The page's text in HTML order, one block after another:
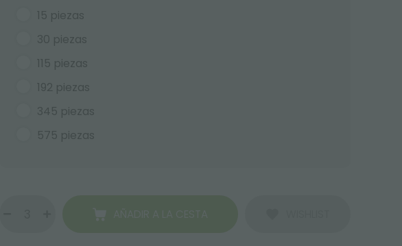
15 piezas
30 piezas
115 piezas
192 piezas
345 piezas
575 piezas